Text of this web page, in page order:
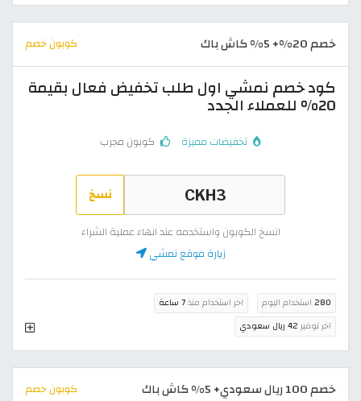
خصم 20%+ 5% كاش باك كوبون خصم
كود خصم نمشي اول طلب تخفيض فعال بقيمة
20% للعملاء الجدد
تخفيضات مميزة كوبون مجرب
نسخ
انسخ الكوبون واستخدمه عند انهاء عملية الشراء
زيارة موقع نمشي
280 استخدام اليوم اخر استخدام منذ7 ساعة
اخر توفير 42 ريال سعودي
خصم 100 ريال سعودي+ 5% كاش باك كوبون خصم